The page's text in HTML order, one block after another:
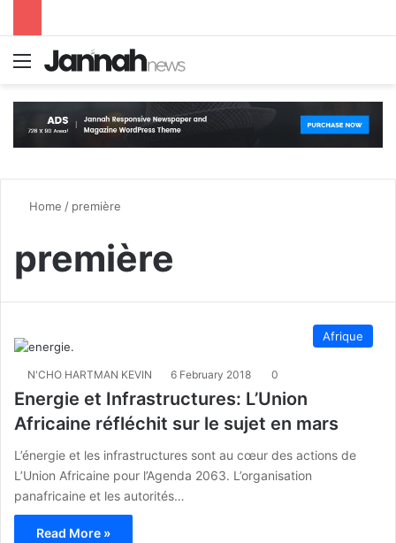
Menu
Home / première
première
Afrique
N'CHO HARTMAN KEVIN 6 February 2018 0
Energie et Infrastructures: L’Union
Africaine réfléchit sur le sujet en mars
L’énergie et les infrastructures sont au cœur des actions de
L’Union Africaine pour l’Agenda 2063. L’organisation
panafricaine et les autorités…
Read More »